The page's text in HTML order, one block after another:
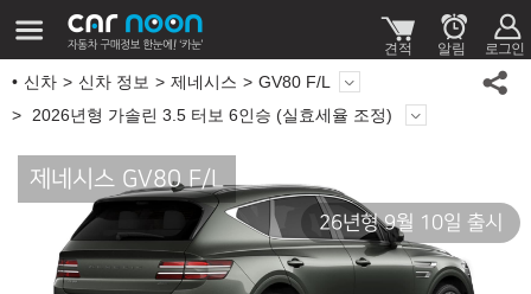
신차 신차 정보 제네시스
GV80 F/L
2026년형 가솔린 3.5 터보 6인승 (실효세율 조정)
제네시스 GV80 F/L
26년형 9월 10일 출시